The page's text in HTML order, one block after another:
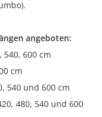
angeboten:
540, 600 cm
cm
540 und 600 cm
480, 540 und 600